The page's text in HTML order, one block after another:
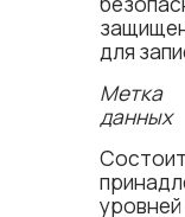
для
Метка
данных